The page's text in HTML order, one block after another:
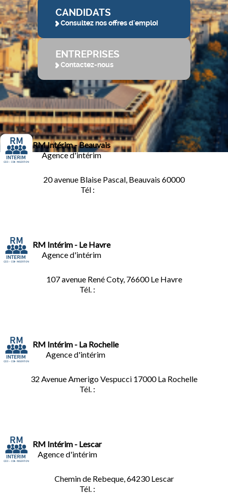
CANDIDATS
Consultez nos offres d'emploi
ENTREPRISES
Contactez-nous
RM Intérim - Beauvais
Agence d'intérim
20 avenue Blaise Pascal, Beauvais 60000
Tél :
RM Intérim - Le Havre
Agence d'intérim
107 avenue René Coty, 76600 Le Havre
Tél. :
RM Intérim - La Rochelle
Agence d'intérim
32 Avenue Amerigo Vespucci 17000 La Rochelle
Tél. :
RM Intérim - Lescar
Agence d'intérim
Chemin de Rebeque, 64230 Lescar
Tél. :